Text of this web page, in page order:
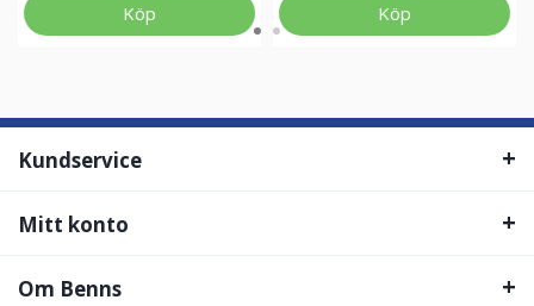
Köp Köp
Kundservice
Mitt konto
Om Benns